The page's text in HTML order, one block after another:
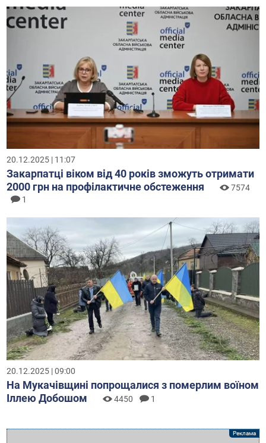
20.12.2025 | 11:07
Закарпатці віком від 40 років зможуть отримати
2000 грн на профілактичне обстеження
7574
1
20.12.2025 | 09:00
На Мукачівщині попрощалися з померлим воїном
Іллею Добошом
4450 1